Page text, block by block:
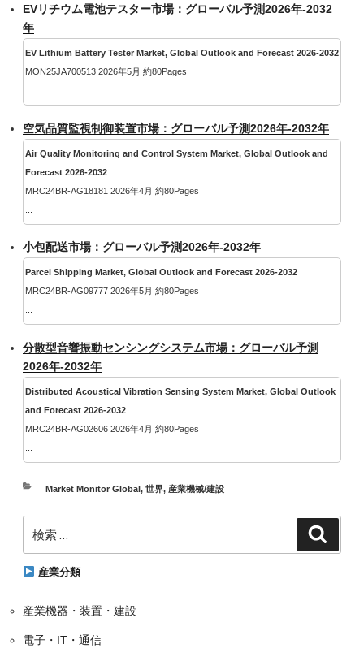
EVリチウム電池テスター市場：グローバル予測2026年-2032
年
EV Lithium Battery Tester Market, Global Outlook and Forecast 2026-2032
MON25JA700513 2026年5月 約80Pages
空気品質監視制御装置市場：グローバル予測2026年-2032年
Air Quality Monitoring and Control System Market, Global Outlook and
Forecast 2026-2032
MRC24BR-AG18181 2026年4月 約80Pages
小包配送市場：グローバル予測2026年-2032年
Parcel Shipping Market, Global Outlook and Forecast 2026-2032
MRC24BR-AG09777 2026年5月 約80Pages
分散型音響振動センシングシステム市場：グローバル予測
2026年-2032年
Distributed Acoustical Vibration Sensing System Market, Global Outlook
and Forecast 2026-2032
MRC24BR-AG02606 2026年4月 約80Pages
カ
リ
Market Monitor Global, 世界, 産業機械/建設
索:
産業分類
産業機器・装置・建設
電子・IT・通信